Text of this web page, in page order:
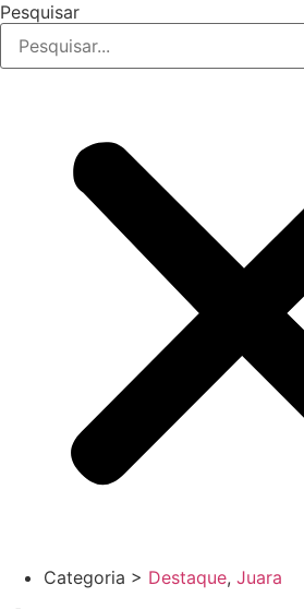
Pesquisar
Categoria > Destaque, Juara